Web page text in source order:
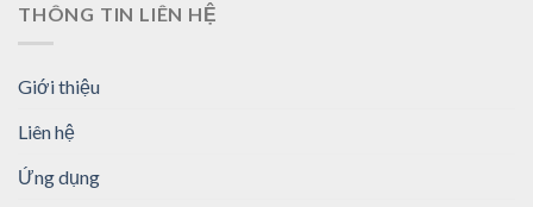
THÔNG TIN LIÊN HỆ
Giới thiệu
Liên hệ
Ứng dụng